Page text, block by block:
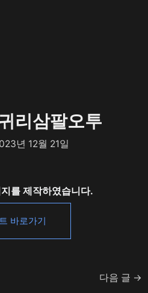
리삼팔오투
년 12월 21일
를 제작하였습니다.
바로가기
다음 글 →